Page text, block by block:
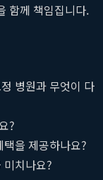
함께 책임집니다.
병원과 무엇이 다
?
을 제공하나요?
치나요?